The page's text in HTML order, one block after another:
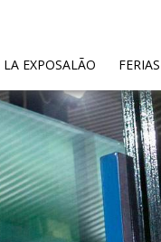
LA EXPOSALÃO FERIAS